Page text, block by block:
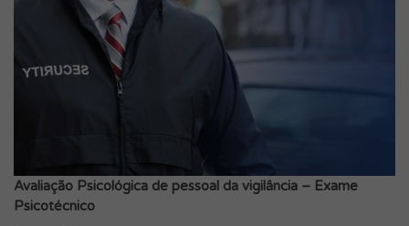
Avaliação Psicológica de pessoal da vigilância – Exame
Psicotécnico